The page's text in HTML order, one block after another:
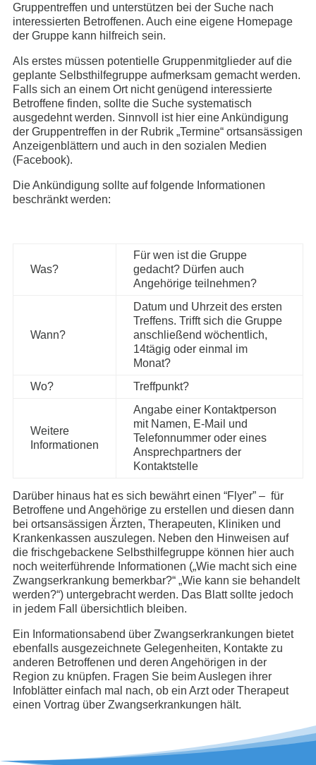
Gruppentreffen und unterstützen bei der Suche nach
interessierten Betroffenen. Auch eine eigene Homepage
der Gruppe kann hilfreich sein.
Als erstes müssen potentielle Gruppenmitglieder auf die
geplante Selbsthilfegruppe aufmerksam gemacht werden.
Falls sich an einem Ort nicht genügend interessierte
Betroffene finden, sollte die Suche systematisch
ausgedehnt werden. Sinnvoll ist hier eine Ankündigung
der Gruppentreffen in der Rubrik „Termine“ ortsansässigen
Anzeigenblättern und auch in den sozialen Medien
(Facebook).
Die Ankündigung sollte auf folgende Informationen
beschränkt werden:
Was?
Für wen ist die Gruppe
gedacht? Dürfen auch
Angehörige teilnehmen?
Wann?
Datum und Uhrzeit des ersten
Treffens. Trifft sich die Gruppe
anschließend wöchentlich,
14tägig oder einmal im
Monat?
Wo?
Treffpunkt?
Weitere
Informationen
Angabe einer Kontaktperson
mit Namen, E-Mail und
Telefonnummer oder eines
Ansprechpartners der
Kontaktstelle
Darüber hinaus hat es sich bewährt einen “Flyer” – für
Betroffene und Angehörige zu erstellen und diesen dann
bei ortsansässigen Ärzten, Therapeuten, Kliniken und
Krankenkassen auszulegen. Neben den Hinweisen auf
die frischgebackene Selbsthilfegruppe können hier auch
noch weiterführende Informationen („Wie macht sich eine
Zwangserkrankung bemerkbar?“ „Wie kann sie behandelt
werden?“) untergebracht werden. Das Blatt sollte jedoch
in jedem Fall übersichtlich bleiben.
Ein Informationsabend über Zwangserkrankungen bietet
ebenfalls ausgezeichnete Gelegenheiten, Kontakte zu
anderen Betroffenen und deren Angehörigen in der
Region zu knüpfen. Fragen Sie beim Auslegen ihrer
Infoblätter einfach mal nach, ob ein Arzt oder Therapeut
einen Vortrag über Zwangserkrankungen hält.